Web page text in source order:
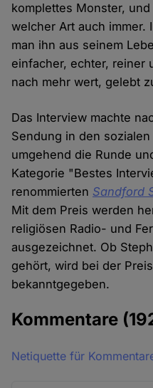
komplettes Monster,
welcher Art auch immer.
man ihn aus seinem
einfacher, echter, reiner
nach mehr wert, gelebt
Das Interview machte
Sendung in den
umgehend die Runde
Kategorie "Bestes
renommierten Sandford
Mit dem Preis werden
religiösen Radio- und
ausgezeichnet. Ob
gehört, wird bei der
bekanntgegeben.
Kommentare
Netiquette für